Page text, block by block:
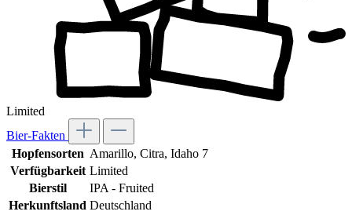
Limited
Bier-Fakten
Hopfensorten Amarillo, Citra, Idaho 7
Verfügbarkeit Limited
Bierstil
IPA - Fruited
Herkunftsland Deutschland